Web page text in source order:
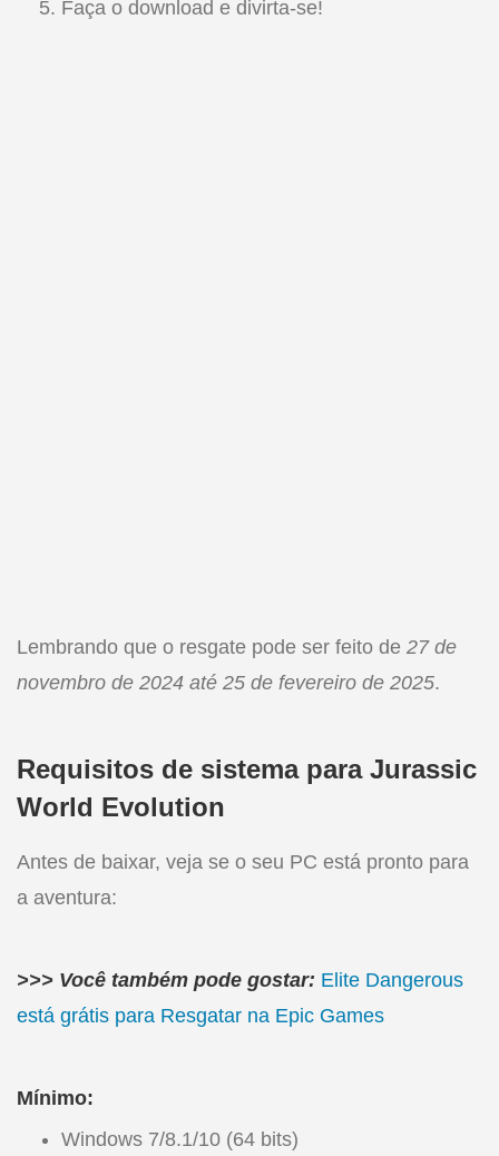
Faça o download e divirta-se!
Lembrando que o resgate pode ser feito de 27 de
novembro de 2024 até 25 de fevereiro de 2025.
Requisitos de sistema para Jurassic
World Evolution
Antes de baixar, veja se o seu PC está pronto para
a aventura:
>>> Você também pode gostar: Elite Dangerous
está grátis para Resgatar na Epic Games
Mínimo:
Windows 7/8.1/10 (64 bits)